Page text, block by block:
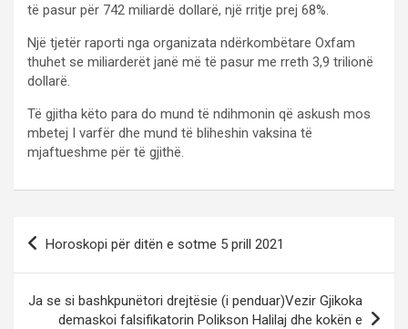
të pasur për 742 miliardë dollarë, një rritje prej 68%.
Një tjetër raporti nga organizata ndërkombëtare Oxfam
thuhet se miliarderët janë më të pasur me rreth 3,9 trilionë
dollarë.
Të gjitha këto para do mund të ndihmonin që askush mos
mbetej I varfër dhe mund të bliheshin vaksina të
mjaftueshme për të gjithë.
Horoskopi për ditën e sotme 5 prill 2021
Ja se si bashkpunëtori drejtësie (i penduar)Vezir Gjikoka
demaskoi falsifikatorin Polikson Halilaj dhe kokën e